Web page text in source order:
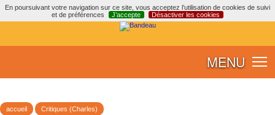
En poursuivant votre navigation sur ce site, vous acceptez l’utilisation de cookies de suivi
et de préférences
J’accepte Désactiver les cookies
MENU
accueil Critiques (Charles)